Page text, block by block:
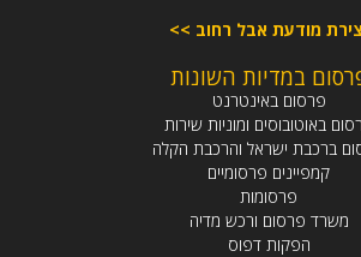
מודעת אבל רחוב >>
במדיות השונות
פרסום באינטרנט
באוטובוסים ומוניות שירות
ברכבת ישראל והרכבת הקלה
קמפיינים פרסומיים
פרסומות
משרד פרסום ורכש מדיה
הפקות דפוס